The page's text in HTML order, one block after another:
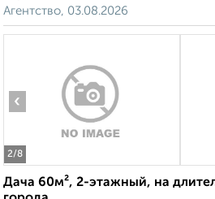
Агентство, 03.08.2026
2/8
‹
Дача 60м², 2-этажный, на